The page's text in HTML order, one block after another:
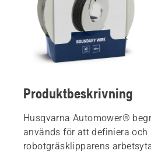
Produktbeskrivning
Husqvarna Automower®
används för att definiera och
robotgräsklipparens